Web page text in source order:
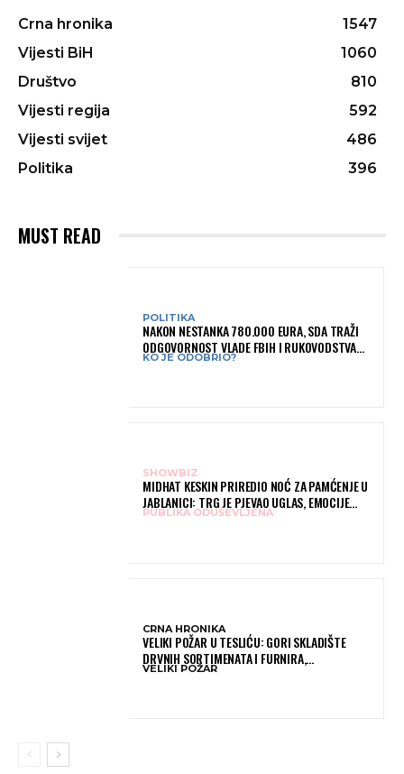
Crna hronika
1547
Vijesti BiH
1060
Društvo
810
Vijesti regija
592
Vijesti svijet
486
Politika
396
MUST READ
POLITIKA
NAKON NESTANKA 780.000 EURA, SDA TRAŽI
ODGOVORNOST VLADE FBIH I RUKOVODSTVA
IGMANA
KO JE ODOBRIO?
SHOWBIZ
MIDHAT KESKIN PRIREDIO NOĆ ZA PAMĆENJE U
JABLANICI: TRG JE PJEVAO UGLAS, EMOCIJE
PREPLAVILE RODNI GRAD
PUBLIKA ODUŠEVLJENA
CRNA HRONIKA
VELIKI POŽAR U TESLIĆU: GORI SKLADIŠTE
DRVNIH SORTIMENATA I FURNIRA,
VATROGASCIMA STIŽE POMOĆ IZ VIŠE GRADOVA
VELIKI POŽAR